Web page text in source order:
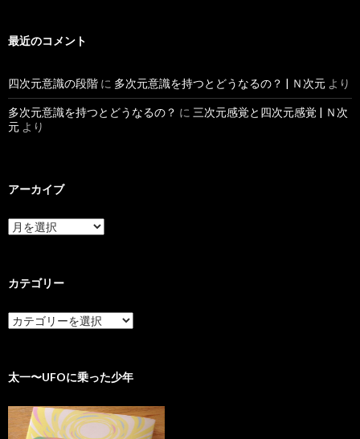
最近のコメント
四次元意識の段階 に 多次元意識を持つとどうなるの？ | Ｎ次元 より
多次元意識を持つとどうなるの？ に 三次元感覚と四次元感覚 | Ｎ次
元 より
アーカイブ
カテゴリー
太一〜UFOに乗った少年